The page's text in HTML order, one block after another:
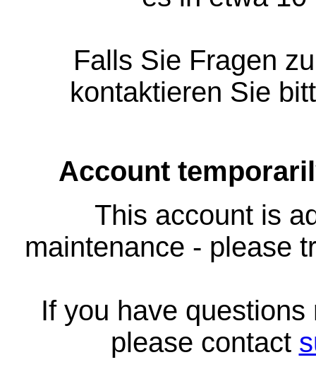
Falls Sie Fragen
kontaktieren Sie
Account
This account is
maintenance - please
If you have
please contact